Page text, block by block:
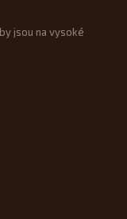
jsou na vysoké